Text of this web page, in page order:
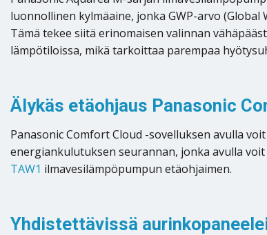
luonnollinen kylmäaine, jonka GWP-arvo
Tämä tekee siitä erinomaisen valinnan
lämpötiloissa, mikä tarkoittaa parempaa
Älykäs etäohjaus Panasonic
Panasonic Comfort Cloud -sovelluksen avulla
energiankulutuksen seurannan, jonka avulla
TAW1 ilmavesilämpöpumpun etäohjaimen.
Yhdistettävissä